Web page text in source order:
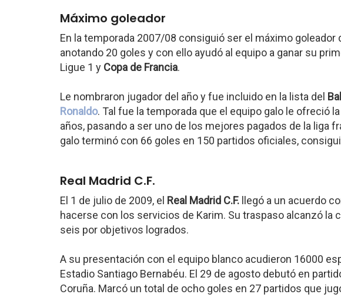
Máximo goleador
En la temporada 2007/08 consiguió ser el máximo
anotando 20 goles y con ello ayudó al equipo a ganar su
Ligue 1 y Copa de Francia.
Le nombraron jugador del año y fue incluido en la lista del
Ronaldo. Tal fue la temporada que el equipo galo le ofreció
años, pasando a ser uno de los mejores pagados de la liga
galo terminó con 66 goles en 150 partidos oficiales,
Real Madrid C.F.
El 1 de julio de 2009, el Real Madrid C.F. llegó a un acuerdo
hacerse con los servicios de Karim. Su traspaso alcanzó la
seis por objetivos logrados.
A su presentación con el equipo blanco acudieron 16000
Estadio Santiago Bernabéu. El 29 de agosto debutó en
Coruña. Marcó un total de ocho goles en 27 partidos que